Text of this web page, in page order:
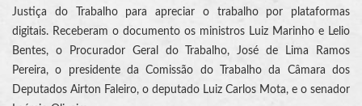
Justiça do Trabalho para apreciar o trabalho por plataformas
digitais. Receberam o documento os ministros Luiz Marinho e Lelio
Bentes, o Procurador Geral do Trabalho, José de Lima Ramos
Pereira, o presidente da Comissão do Trabalho da Câmara dos
Deputados Airton Faleiro, o deputado Luiz Carlos Mota, e o senador